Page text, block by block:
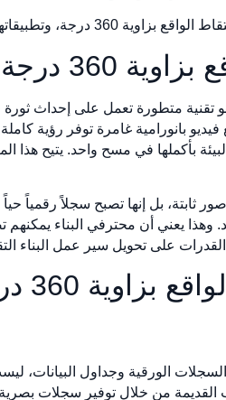
هذه التكنولوجيا التي ستغير قواعد اللعبة.
360 درجة؟
بزاوية 360 درجة هو تقنية متطورة
بانورامية غامرة توفر رؤية
بزاوية 360 درجة البيئة بأكملها في
ثابتة، بل إنها تصبح سجلاً
وهذا يعني أن محترفي البناء
على تحويل سير عمل البناء
360 درجة أمرًا مهمًا
السجلات الورقية وجداول
الأساليب القديمة من خلال توفير